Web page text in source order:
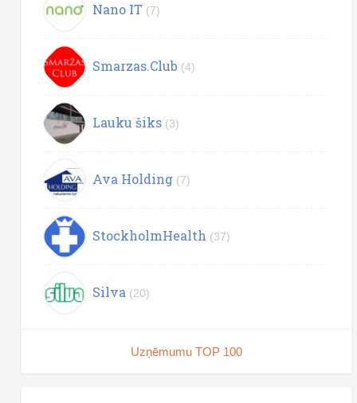
Nano IT (7)
Smarzas.Club (4)
Lauku šiks (3)
Ava Holding (7)
StockholmHealth (37)
Silva (20)
Uzņēmumu TOP 100